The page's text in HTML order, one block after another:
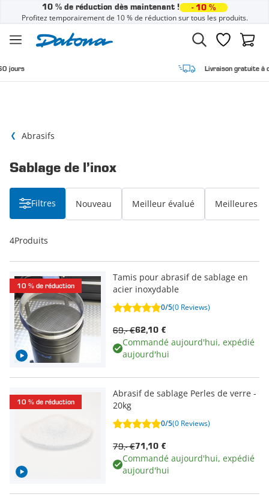
10 % de réduction dès maintenant ! - 10 %
Profitez temporairement de 10 % de réduction sur tous les produits.
Liste dePanier
Livraison gratuite à domicile
Abrasifs
Sablage de l’inox
Filtres Nouveau Meilleur évalué Meilleures
4Produits
10 % de réduction
Tamis pour abrasif de sablage en
acier inoxydable
0/5(0 Reviews)
62,10 €
69,- €
Commandé aujourd'hui, expédié
aujourd'hui
10 % de réduction
Abrasif de sablage Perles de verre -
20kg
0/5(0 Reviews)
71,10 €
79,- €
Commandé aujourd'hui, expédié
aujourd'hui